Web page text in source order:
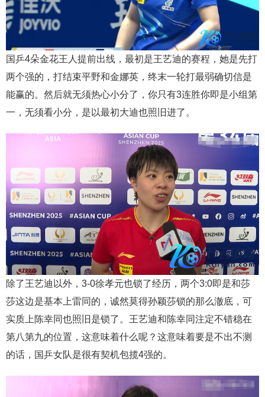
国乒4朵金花王人提前出线，最初是王艺迪的赛程，她是先打
两个强的，打结束平野和金娜英，终末一轮打最弱确切信是
能赢的。然后就无须热心小分了，你只有3连胜你即是小组第
一，无须看小分，是以最初大迪也照旧进了。
除了王艺迪以外，3-0徐孝元也锁了经历，两个3:0即是和莎
莎这边是基本上雷同的，诚然莫得孙颖莎锁的那么澈底，可
实质上陈幸同也照旧是锁了。王艺迪和陈幸同注定不错稳在
第八第九的位置，这意味着什么呢？这意味着要是不出不测
的话，国乒女队是很有契机包揽4强的。